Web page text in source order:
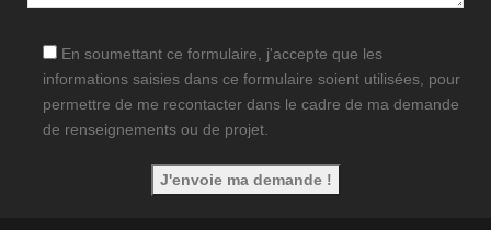
En soumettant ce formulaire, j'accepte que les
informations saisies dans ce formulaire soient utilisées, pour
permettre de me recontacter dans le cadre de ma demande
de renseignements ou de projet.